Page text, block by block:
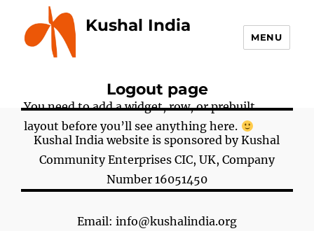
Kushal India
MENU
Logout page
You need to add a widget, row, or prebuilt
layout before you’ll see anything here.
Kushal India website is sponsored by Kushal
Community Enterprises CIC, UK, Company
Number 16051450
Email: info@kushalindia.org